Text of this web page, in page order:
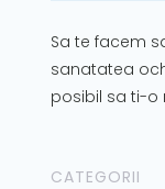
Sa te facem
sanatatea
posibil sa ti-o
CATEGORII